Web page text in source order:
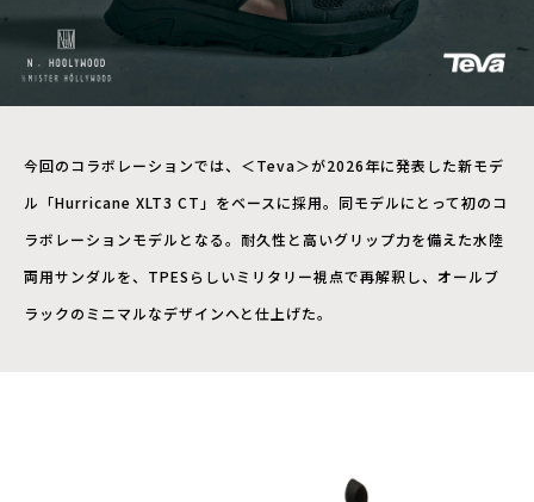
今回のコラボレーションでは、＜Teva＞が2026年に発表した新モデ
ル「Hurricane XLT3 CT」をベースに採用。同モデルにとって初のコ
ラボレーションモデルとなる。耐久性と高いグリップ力を備えた水陸
両用サンダルを、TPESらしいミリタリー視点で再解釈し、オールブ
ラックのミニマルなデザインへと仕上げた。